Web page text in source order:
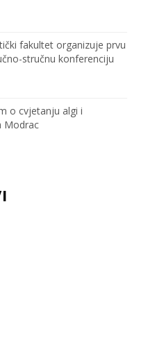
e
fakultet organizuje prvu
stručnu konferenciju
o cvjetanju algi i
Modrac